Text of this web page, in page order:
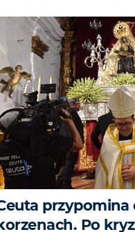
przypomina
Po